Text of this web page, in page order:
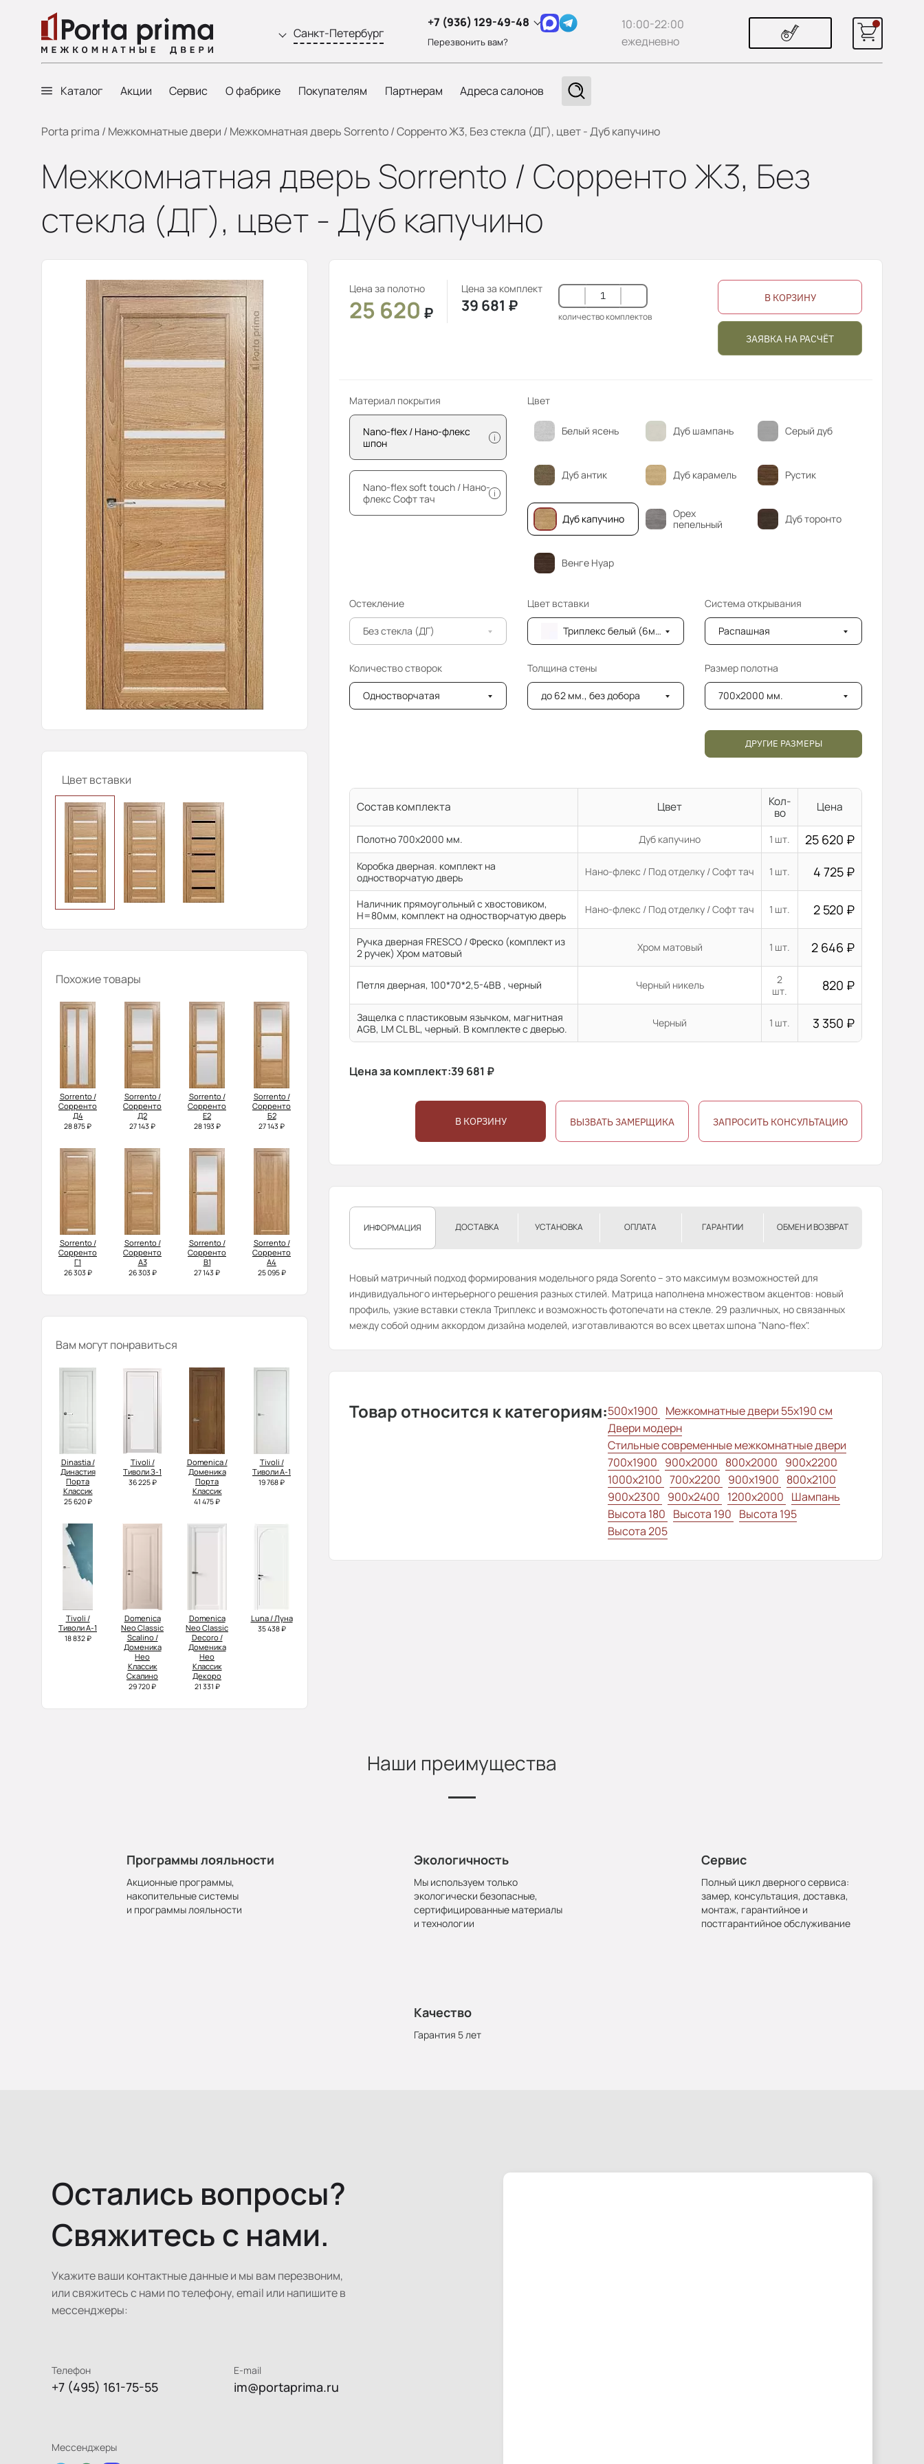
Санкт-Петербург
+7 (936) 129-49-48
Перезвонить вам?
10:00-22:00
ежедневно
Каталог Акции Сервис О фабрике Покупателям Партнерам Адреса салонов
Porta prima / Межкомнатные двери / Межкомнатная дверь Sorrento / Сорренто Ж3, Без стекла (ДГ), цвет - Дуб капучино
Межкомнатная дверь Sorrento / Сорренто Ж3, Без
стекла (ДГ), цвет - Дуб капучино
Цвет вставки
Похожие товары
Sorrento /
Сорренто
Д4
28 875 ₽
Sorrento /
Сорренто
Д2
27 143 ₽
Sorrento /
Сорренто
Е2
28 193 ₽
Sorrento /
Сорренто
Б2
27 143 ₽
Sorrento /
Сорренто
Г1
26 303 ₽
Sorrento /
Сорренто
А3
26 303 ₽
Sorrento /
Сорренто
В1
27 143 ₽
Sorrento /
Сорренто
А4
25 095 ₽
Вам могут понравиться
Dinastia /
Династия
Порта
Классик
25 620 ₽
Tivoli /
Тиволи З-1
36 225 ₽
Domenica /
Доменика
Порта
Классик
41 475 ₽
Tivoli /
Тиволи А-1
19 768 ₽
Tivoli /
Тиволи А-1
18 832 ₽
Domenica
Neo Classic
Scalino /
Доменика
Нео
Классик
Скалино
29 720 ₽
Domenica
Neo Classic
Decoro /
Доменика
Нео
Классик
Декоро
21 331 ₽
Luna / Луна
35 438 ₽
Цена за полотно
25 620 ₽
Цена за комплект
39 681 ₽
количество комплектов
В КОРЗИНУ
ЗАЯВКА НА РАСЧЁТ
Материал покрытия
Nano-flex / Нано-флекс
шпон
i
Nano-flex soft touch / Нано-
флекс Софт тач
i
Цвет
Белый ясень Дуб шампань Серый дуб
Дуб антик Дуб карамель Рустик
Дуб капучино
Орех
пепельный
Дуб торонто
Венге Нуар
Остекление
Без стекла (ДГ)
Цвет вставки
Триплекс белый (6мм)
Система открывания
Распашная
Количество створок
Одностворчатая
Толщина стены
до 62 мм., без добора
Размер полотна
700x2000 мм.
ДРУГИЕ РАЗМЕРЫ
Состав комплекта Цвет
Кол-
во
Цена
Полотно 700x2000 мм. Дуб капучино 1 шт. 25 620 ₽
Коробка дверная. комплект на
одностворчатую дверь
Нано-флекс / Под отделку / Софт тач 1 шт. 4 725 ₽
Наличник прямоугольный с хвостовиком,
H=80мм, комплект на одностворчатую дверь
Нано-флекс / Под отделку / Софт тач 1 шт. 2 520 ₽
Ручка дверная FRESCO / Фреско (комплект из
2 ручек) Хром матовый
Хром матовый 1 шт. 2 646 ₽
Петля дверная, 100*70*2,5-4ВВ , черный Черный никель
2
шт.
820 ₽
Защелка с пластиковым язычком, магнитная
AGB, LM CL BL, черный. В комплекте с дверью.
Черный 1 шт. 3 350 ₽
Цена за комплект:39 681 ₽
В КОРЗИНУ ВЫЗВАТЬ ЗАМЕРЩИКА ЗАПРОСИТЬ КОНСУЛЬТАЦИЮ
ИНФОРМАЦИЯ ДОСТАВКА УСТАНОВКА ОПЛАТА ГАРАНТИИ ОБМЕН И ВОЗВРАТ
Новый матричный подход формирования модельного ряда Sorento – это максимум возможностей для
индивидуального интерьерного решения разных стилей. Матрица наполнена множеством акцентов: новый
профиль, узкие вставки стекла Триплекс и возможность фотопечати на стекле. 29 различных, но связанных
между собой одним аккордом дизайна моделей, изготавливаются во всех цветах шпона "Nano-flex".
Товар относится к категориям:500x1900 Межкомнатные двери 55х190 см
Двери модерн
Стильные современные межкомнатные двери
700x1900 900x2000 800x2000 900x2200
1000x2100 700x2200 900x1900 800x2100
900x2300 900x2400 1200x2000 Шампань
Высота 180 Высота 190 Высота 195
Высота 205
Наши преимущества
Программы лояльности
Акционные программы,
накопительные системы
и программы лояльности
Экологичность
Мы используем только
экологически безопасные,
сертифицированные материалы
и технологии
Сервис
Полный цикл дверного сервиса:
замер, консультация, доставка,
монтаж, гарантийное и
постгарантийное обслуживание
Качество
Гарантия 5 лет
Остались вопросы?
Свяжитесь с нами.
Укажите ваши контактные данные и мы вам перезвоним,
или свяжитесь с нами по телефону, email или напишите в
мессенджеры:
Телефон
+7 (495) 161-75-55
E-mail
im@portaprima.ru
Мессенджеры